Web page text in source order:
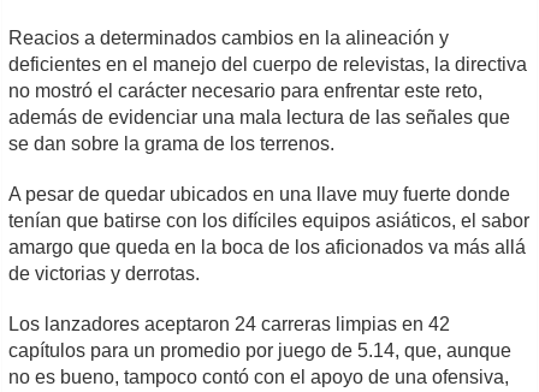
Reacios a determinados cambios en la alineación y
deficientes en el manejo del cuerpo de relevistas, la directiva
no mostró el carácter necesario para enfrentar este reto,
además de evidenciar una mala lectura de las señales que
se dan sobre la grama de los terrenos.
A pesar de quedar ubicados en una llave muy fuerte donde
tenían que batirse con los difíciles equipos asiáticos, el sabor
amargo que queda en la boca de los aficionados va más allá
de victorias y derrotas.
Los lanzadores aceptaron 24 carreras limpias en 42
capítulos para un promedio por juego de 5.14, que, aunque
no es bueno, tampoco contó con el apoyo de una ofensiva,